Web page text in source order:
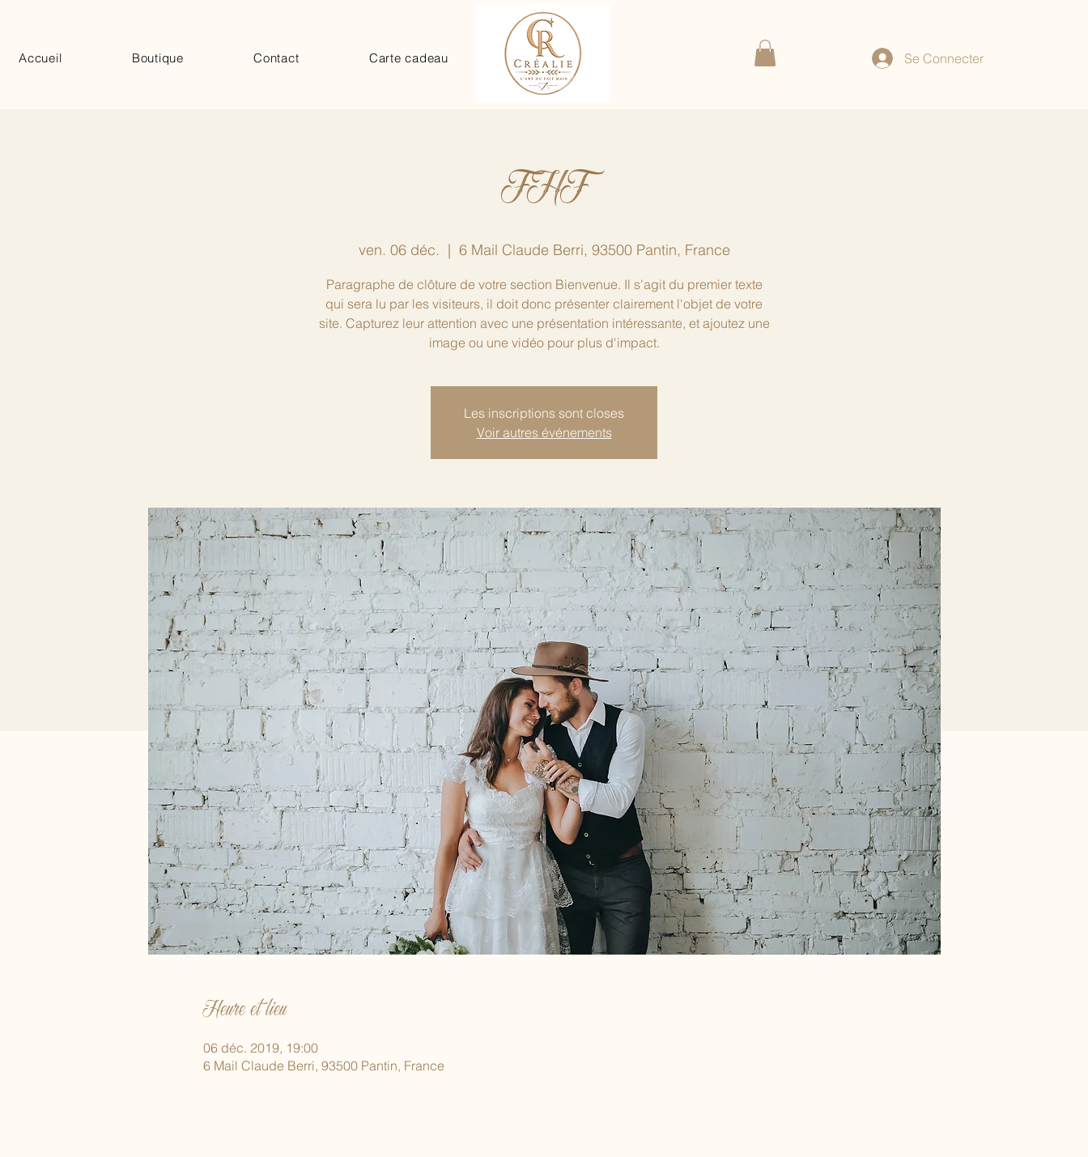
Accueil Boutique Contact Carte cadeau Se Connecter
FHF
ven. 06 déc.
  |
6 Mail Claude Berri, 93500 Pantin, France
Paragraphe de clôture de votre section Bienvenue. Il s'agit du premier texte
qui sera lu par les visiteurs, il doit donc présenter clairement l'objet de votre
site. Capturez leur attention avec une présentation intéressante, et ajoutez une
image ou une vidéo pour plus d'impact.
Les inscriptions sont closes
Voir autres événements
Heure et lieu
06 déc. 2019, 19:00
6 Mail Claude Berri, 93500 Pantin, France